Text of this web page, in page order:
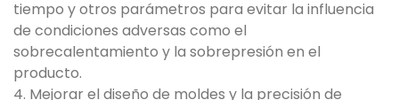
tiempo y otros parámetros para evitar la influencia
de condiciones adversas como el
sobrecalentamiento y la sobrepresión en el
producto.
4. Mejorar el diseño de moldes y la precisión de